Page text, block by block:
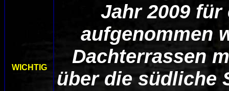
WICHTIG
Jahr 2009
aufgenommen
Dachterrassen
über die südliche